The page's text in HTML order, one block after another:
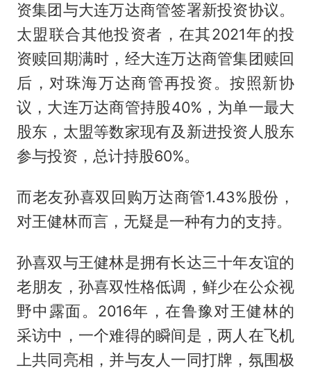
资集团与大连万达商管签署新投资协议。
太盟联合其他投资者，在其2021年的投
资赎回期满时，经大连万达商管集团赎回
后，对珠海万达商管再投资。按照新协
议，大连万达商管持股40%，为单一最大
股东，太盟等数家现有及新进投资人股东
参与投资，总计持股60%。
而老友孙喜双回购万达商管1.43%股份，
对王健林而言，无疑是一种有力的支持。
孙喜双与王健林是拥有长达三十年友谊的
老朋友，孙喜双性格低调，鲜少在公众视
野中露面。2016年，在鲁豫对王健林的
采访中，一个难得的瞬间是，两人在飞机
上共同亮相，并与友人一同打牌，氛围极